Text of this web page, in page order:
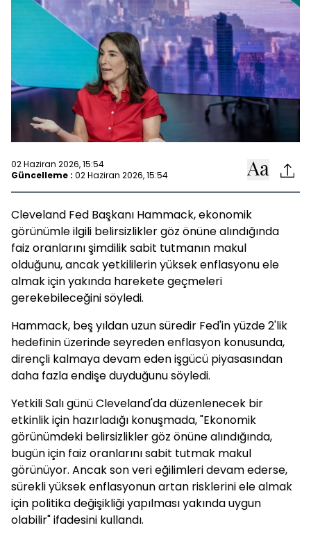
02 Haziran 2026, 15:54
Güncelleme : 02 Haziran 2026, 15:54
Cleveland Fed Başkanı Hammack, ekonomik
görünümle ilgili belirsizlikler göz önüne alındığında
faiz oranlarını şimdilik sabit tutmanın makul
olduğunu, ancak yetkililerin yüksek enflasyonu ele
almak için yakında harekete geçmeleri
gerekebileceğini söyledi.
Hammack, beş yıldan uzun süredir Fed'in yüzde 2'lik
hedefinin üzerinde seyreden enflasyon konusunda,
dirençli kalmaya devam eden işgücü piyasasından
daha fazla endişe duyduğunu söyledi.
Yetkili Salı günü Cleveland'da düzenlenecek bir
etkinlik için hazırladığı konuşmada, "Ekonomik
görünümdeki belirsizlikler göz önüne alındığında,
bugün için faiz oranlarını sabit tutmak makul
görünüyor. Ancak son veri eğilimleri devam ederse,
sürekli yüksek enflasyonun artan risklerini ele almak
için politika değişikliği yapılması yakında uygun
olabilir" ifadesini kullandı.